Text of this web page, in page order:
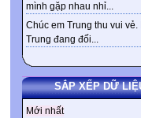
mình gặp nhau nhỉ...
Chúc em Trung thu vui vẻ.
Trung đang đối...
SẮP XẾP DỮ
Mới nhất